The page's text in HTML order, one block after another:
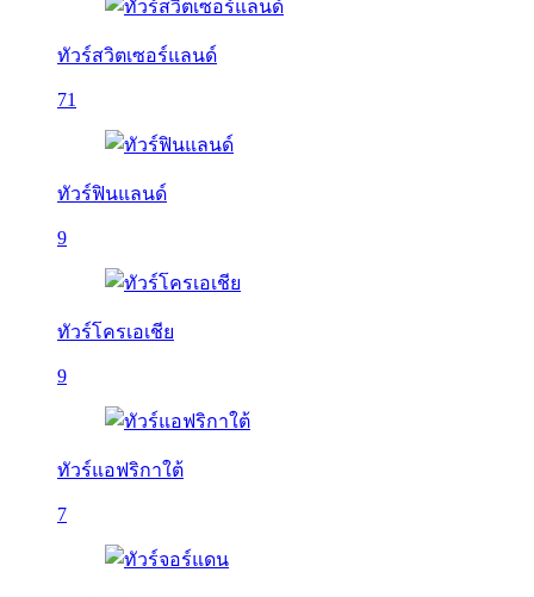
ทัวร์สวิตเซอร์แลนด์
71
ทัวร์ฟินแลนด์
9
ทัวร์โครเอเชีย
9
ทัวร์แอฟริกาใต้
7